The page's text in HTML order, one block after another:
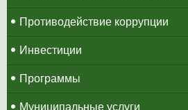
Противодействие коррупции
Инвестиции
Программы
Муниципальные услуги